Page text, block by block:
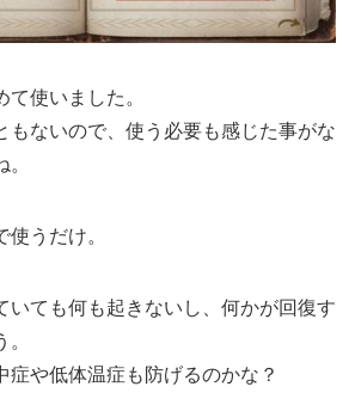
使いました。
もないので、使う必要も感じた事がな
うだけ。
いても何も起きないし、何かが回復す
症や低体温症も防げるのかな？